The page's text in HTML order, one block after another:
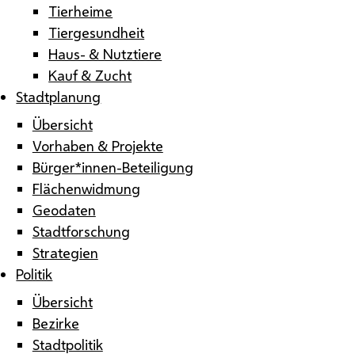
Tierheime
Tiergesundheit
Haus- & Nutztiere
Kauf & Zucht
Stadtplanung
Übersicht
Vorhaben & Projekte
Bürger*innen-Beteiligung
Flächenwidmung
Geodaten
Stadtforschung
Strategien
Politik
Übersicht
Bezirke
Stadtpolitik